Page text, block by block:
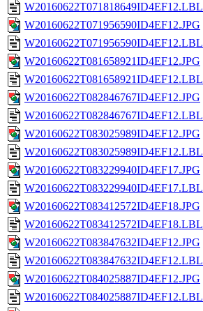
W20160622T071818649ID4EF12.LBL
W20160622T071956590ID4EF12.JPG
W20160622T071956590ID4EF12.LBL
W20160622T081658921ID4EF12.JPG
W20160622T081658921ID4EF12.LBL
W20160622T082846767ID4EF12.JPG
W20160622T082846767ID4EF12.LBL
W20160622T083025989ID4EF12.JPG
W20160622T083025989ID4EF12.LBL
W20160622T083229940ID4EF17.JPG
W20160622T083229940ID4EF17.LBL
W20160622T083412572ID4EF18.JPG
W20160622T083412572ID4EF18.LBL
W20160622T083847632ID4EF12.JPG
W20160622T083847632ID4EF12.LBL
W20160622T084025887ID4EF12.JPG
W20160622T084025887ID4EF12.LBL